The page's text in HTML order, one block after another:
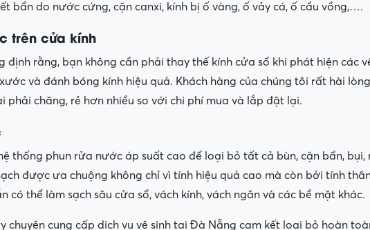
bẩn do nước cứng, cặn canxi, kính bị ố vàng, ố vảy cá, ố cầu vồng,….
trên cửa kính
định rằng, bạn không cần phải thay thế kính cửa sổ khi phát hiện các
và đánh bóng kính hiệu quả. Khách hàng của chúng tôi rất hài
phải chăng, rẻ hơn nhiều so với chi phí mua và lắp đặt lại.
thống phun rửa nước áp suất cao để loại bỏ tất cả bùn, cặn bẩn,
được ưa chuộng không chỉ vì tính hiệu quả cao mà còn bởi tính
có thể làm sạch sâu cửa sổ, vách kính, vách ngăn và các bề mặt khác.
chuyên cung cấp dịch vụ vệ sinh tại Đà Nẵng cam kết loại bỏ hoàn